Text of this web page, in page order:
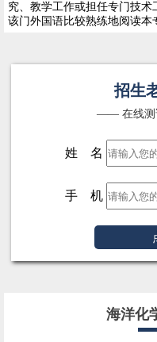
究、教学工作或担任专门技
该门外国语比较熟练地阅读本
招生
—— 在线测
姓 名
手 机
海洋化